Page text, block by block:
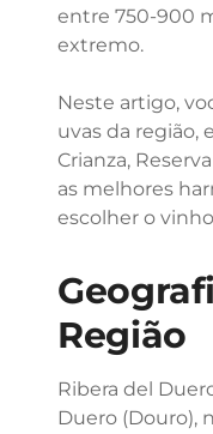
entre 750-900
extremo.
Neste artigo,
uvas da região,
Crianza,
as melhores
escolher o
Região
Ribera del
Duero (Douro),